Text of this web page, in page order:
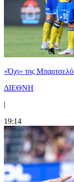
«Όχι» της
ΔΙΕΘΝΗ
|
19:14